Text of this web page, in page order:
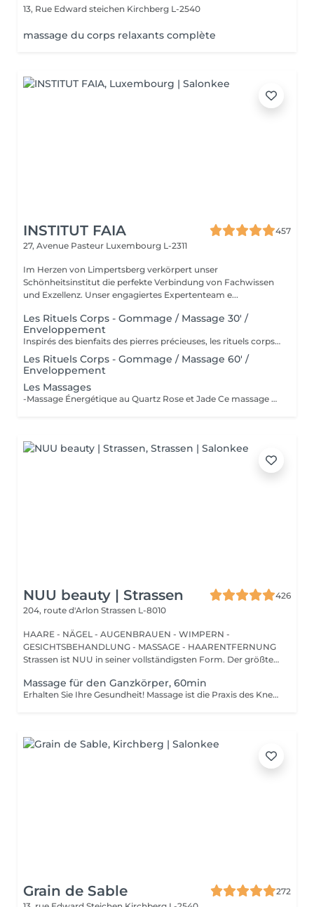
13, Rue Edward steichen Kirchberg L-2540
massage du corps relaxants complète
INSTITUT FAIA
457
27, Avenue Pasteur Luxembourg L-2311
Im Herzen von Limpertsberg verkörpert unser
Schönheitsinstitut die perfekte Verbindung von Fachwissen
und Exzellenz. Unser engagiertes Expertenteam e...
Les Rituels Corps - Gommage / Massage 30' /
Enveloppement
Inspirés des bienfaits des pierres précieuses, les rituels corps Gemology associent techniques de massage expertes et actifs minéraux pour offrir un moment de détente absolue. Chaque soin est conçu pour rééquilibrer, hydrater, raffermir ou détoxifier la peau, tout en apaisant le corps et l'esprit. Une expérience sensorielle unique, où luxe et efficacité se rencontrent pour révéler l'éclat naturel de votre peau.
Les Rituels Corps - Gommage / Massage 60' /
Enveloppement
Les Massages
-Massage Énergétique au Quartz Rose et Jade Ce massage unique associe la puissance vibratoire des pierres précieuses à des manuvres profondes et relaxantes. Grâce au quartz rose et au jade, il rééquilibre les énergies, relâche les tensions et réveille l'éclat intérieur. Un véritable soin holistique, pour le corps et l'esprit. -Massage Ressourçant Future Maman Spécialement conçu pour accompagner la femme enceinte en douceur, ce massage soulage les tensions, améliore la circulation et procure une profonde sensation de bien-être. Réalisé avec des mouvements enveloppants et des produits adaptés, il offre un moment précieux de connexion avec soi et avec bébé.
NUU beauty | Strassen
426
204, route d'Arlon Strassen L-8010
HAARE - NÄGEL - AUGENBRAUEN - WIMPERN -
GESICHTSBEHANDLUNG - MASSAGE - HAARENTFERNUNG
Strassen ist NUU in seiner vollständigsten Form. Der größte
Massage für den Ganzkörper, 60min
Erhalten Sie Ihre Gesundheit! Massage ist die Praxis des Knetens oder Bearbeitens der Muskeln und anderer Weichteile einer Person, um Stress zu reduzieren, Muskelschmerzen zu lindern, die Entspannung zu fördern und die Funktion des Immunsystems zu verbessern. Vorteile einer Ganzkörpermassage für die Gesundheit: - reduziert Stress - entspannend - verbessert die Durchblutung - verbessert das Immunsystem des Körpers Wie wird eine Ganzkörpermassage durchgeführt? - Kopf und Nacken werden massiert - Schultern und Rücken werden massiert - Hände und Arme werden massiert - Füße und Beine werden massiert - der Bauch wird massiert Altersbeschränkungen: es gibt keine Altersbeschränkungen für dieses Verfahren. Empfehlungen nach dem Eingriff: nach dem Eingriff 2-3 Stunden keinen Sport und plötzliche Bewegungen machen. Frequenz: 1-2 Mal pro Woche, insgesamt 10 Mal. Wiederholen Sie den Eingriff alle 3-6 Monate.
Grain de Sable
272